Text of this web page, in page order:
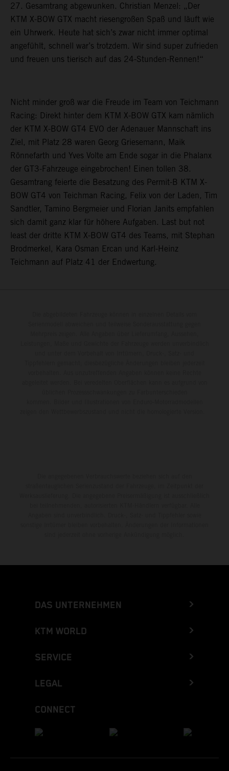
27. Gesamtrang abgewunken. Christian Menzel: „Der
KTM X-BOW GTX macht riesengroßen Spaß und läuft wie
ein Uhrwerk. Heute hat sich’s zwar nicht immer optimal
angefühlt, schnell war’s trotzdem. Wir sind super zufrieden
und freuen uns tierisch auf das 24-Stunden-Rennen!“
Nicht minder groß war die Freude im Team von Teichmann
Racing: Direkt hinter dem KTM X-BOW GTX kam nämlich
der KTM X-BOW GT4 EVO der Adenauer Mannschaft ins
Ziel, mit Platz 28 waren Georg Griesemann, Maik
Rönnefarth und Yves Volte am Ende sogar in die Phalanx
der GT3-Fahrzeuge eingebrochen! Einen tollen 38.
Gesamtrang feierte die Besatzung des Permit-B KTM X-
BOW GT4 von Teichman Racing, Felix von der Laden, Tim
Sandtler, Tamino Bergmeier und Florian Janits empfahlen
sich damit ganz klar für höhere Aufgaben. Last but not
least der dritte KTM X-BOW GT4 des Teams, mit Stephan
Brodmerkel, Kara Osman Ercan und Karl-Heinz
Teichmann auf Platz 41 der Endwertung.
DAS UNTERNEHMEN
KTM WORLD
SERVICE
LEGAL
CONNECT